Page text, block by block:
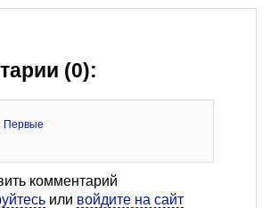
(0):
Первые
комментарий
или войдите на сайт